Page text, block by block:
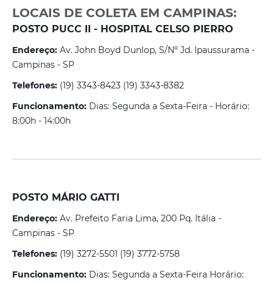
LOCAIS DE COLETA EM CAMPINAS:
POSTO PUCC II - HOSPITAL CELSO PIERRO
Endereço: Av. John Boyd Dunlop, S/Nº Jd. Ipaussurama -
Campinas - SP
Telefones: (19) 3343-8423 (19) 3343-8382
Funcionamento: Dias: Segunda a Sexta-Feira - Horário:
8:00h - 14:00h
POSTO MÁRIO GATTI
Endereço: Av. Prefeito Faria Lima, 200 Pq. Itália -
Campinas - SP
Telefones: (19) 3272-5501 (19) 3772-5758
Funcionamento: Dias: Segunda a Sexta-Feira Horário: